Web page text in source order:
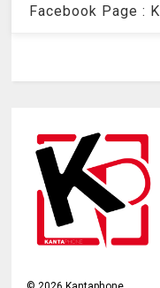
Facebook Page :